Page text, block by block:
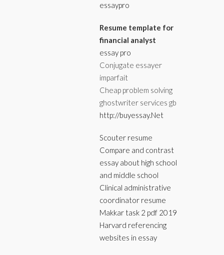
essaypro
Resume template for
financial analyst
essay pro
Conjugate essayer
imparfait
Cheap problem solving
ghostwriter services gb
http://buyessay.Net
Scouter resume
Compare and contrast
essay about high school
and middle school
Clinical administrative
coordinator resume
Makkar task 2 pdf 2019
Harvard referencing
websites in essay